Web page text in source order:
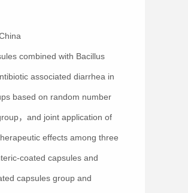
combined with Bacillus
associated diarrhea in
based on random number
，and joint application of
effects among three
coated capsules and
capsules group and